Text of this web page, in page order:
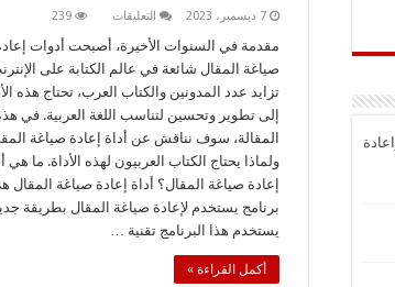
7 ديسمبر، 2023 التعليقات
اداة
لكتابة
المحتوى
العربي
بضغطه
واحدة
واعادة
صياغة
المقال
مغلقة
239
مقدمة في السنوات الأخيرة، أصبحت أدوات
صياغة المقال شائعة في عالم الكتابة على
تزايد عدد المدونين والكتاب العرب، تحتاج هذه
إلى تطوير وتحسين لتناسب اللغة العربية. في
المقالة، سوف نناقش عن أداة إعادة صياغة
ولماذا يحتاج الكتاب العربيون لهذه الأداة. ما هي
إعادة صياغة المقال؟ أداة إعادة صياغة المقال
برنامج يستخدم لإعادة صياغة المقال بطريقة
يستخدم هذا البرنامج تقنية …
أكمل القراءة »